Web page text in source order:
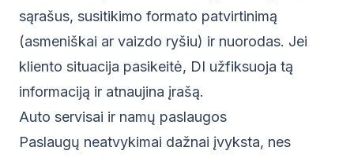
sąrašus, susitikimo formato patvirtinimą
(asmeniškai ar vaizdo ryšiu) ir nuorodas. Jei
kliento situacija pasikeitė, DI užfiksuoja tą
informaciją ir atnaujina įrašą.
Auto servisai ir namų paslaugos
Paslaugų neatvykimai dažnai įvyksta, nes